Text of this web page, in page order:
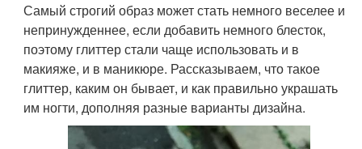
Самый строгий образ может стать немного веселее и
непринужденнее, если добавить немного блесток,
поэтому глиттер стали чаще использовать и в
макияже, и в маникюре. Рассказываем, что такое
глиттер, каким он бывает, и как правильно украшать
им ногти, дополняя разные варианты дизайна.